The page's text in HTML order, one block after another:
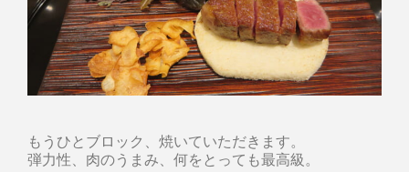
もうひとブロック、焼いていただきます。
弾力性、肉のうまみ、何をとっても最高級。